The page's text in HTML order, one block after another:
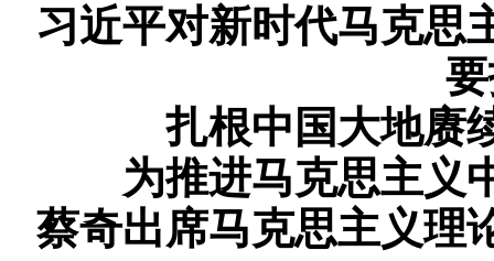
习近平对新时代马克思
扎根中国大地赓
为推进马克思主义
蔡奇出席马克思主义理